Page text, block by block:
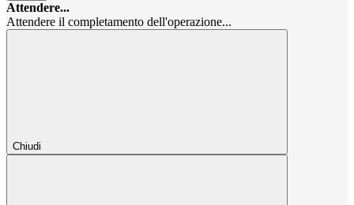
Attendere...
Attendere il completamento dell'operazione...
Chiudi